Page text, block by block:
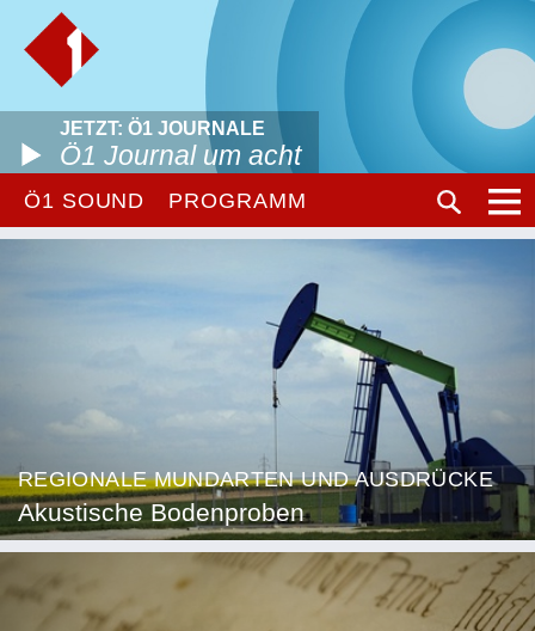
JETZT: Ö1 JOURNALE
Ö1 Journal um acht
Ö1 SOUND PROGRAMM
REGIONALE MUNDARTEN UND AUSDRÜCKE
Akustische Bodenproben